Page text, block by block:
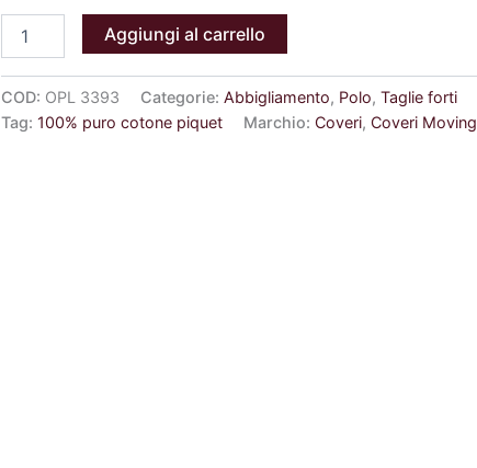
Aggiungi al carrello
COD: OPL 3393 Categorie:Abbigliamento, Polo,Taglie forti
Tag: 100% puro cotone piquet Marchio:Coveri,Coveri Moving